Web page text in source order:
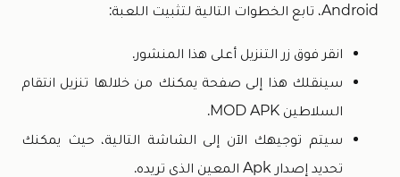
Android، تابع الخطوات التالية لتثبيت اللعبة:
انقر فوق زر التنزيل أعلى هذا المنشور.
سينقلك هذا إلى صفحة يمكنك من خلالها تنزيل انتقام
السلاطين MOD APK.
سيتم توجيهك الآن إلى الشاشة التالية، حيث يمكنك
تحديد إصدار Apk المعين الذي تريده.